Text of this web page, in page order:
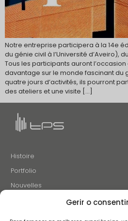
Gerir o
Notre entreprise participera à la 14e
du génie civil à l’Université d’Aveiro),
Tous les participants auront
davantage sur le monde fascinant du
quatre jours d’activités, ils pourront
des ateliers et une visite […]
Histoire
Portfolio
Nouvelles
Projets et Initiatives